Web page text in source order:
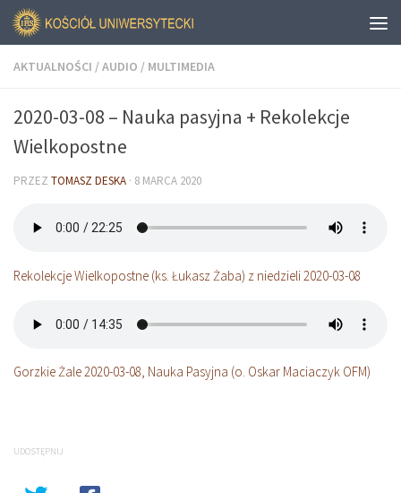
AKTUALNOŚCI /AUDIO / MULTIMEDIA
2020-03-08 – Nauka pasyjna + Rekolekcje
Wielkopostne
PRZEZ TOMASZ DESKA · 8 MARCA 2020
Rekolekcje Wielkopostne (ks. Łukasz Żaba) z niedzieli 2020-03-08
Gorzkie Żale 2020-03-08, Nauka Pasyjna (o. Oskar Maciaczyk OFM)
UDOSTĘPNIJ